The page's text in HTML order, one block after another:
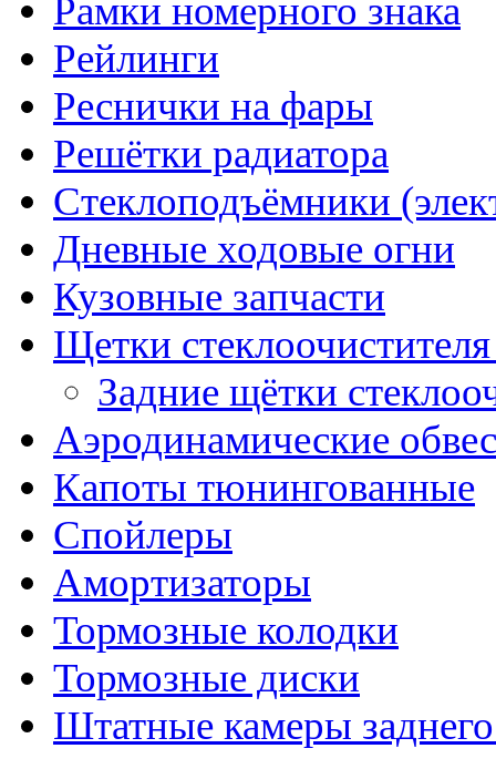
Рамки номерного знака
Рейлинги
Реснички на фары
Решётки радиатора
Стеклоподъёмники
Дневные ходовые огни
Кузовные запчасти
Щетки
Задние щётки
Аэродинамические
Капоты тюнингованные
Спойлеры
Амортизаторы
Тормозные колодки
Тормозные диски
Штатные камеры